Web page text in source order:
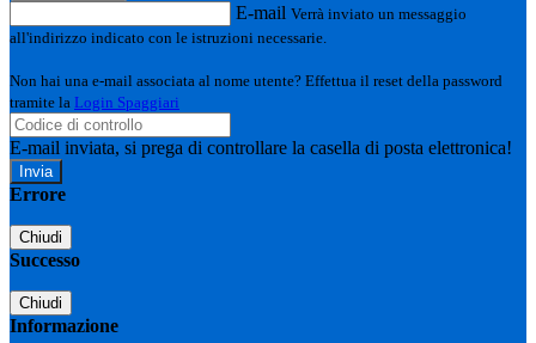
E-mail Verrà inviato un messaggio
all'indirizzo indicato con le istruzioni necessarie.
Non hai una e-mail associata al nome utente? Effettua il reset della password
tramite la Login Spaggiari
E-mail inviata, si prega di controllare la casella di posta elettronica!
Errore
Chiudi
Successo
Chiudi
Informazione